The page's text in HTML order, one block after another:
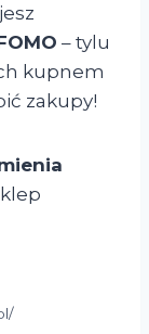
– tylu
kupnem
zakupy!